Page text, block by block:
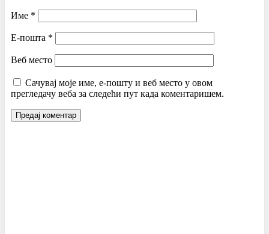
Име *
Е-пошта *
Веб место
Сачувај моје име, е-пошту и веб место у овом
прегледачу веба за следећи пут када коментаришем.